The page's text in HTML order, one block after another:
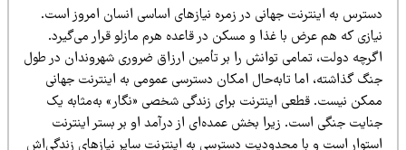
به اینترنت جهانی در زمره نیازهای اساسی انسان امروز است.
که هم عرض با غذا و مسکن در قاعده هرم مازلو قرار می‌گیرد.
دولت، تمامی توانش را بر تأمین ارزاق ضروری شهروندان در طول
گذاشته، اما تابه‌حال امکان دسترسی عمومی به اینترنت جهانی
نیست. قطعی اینترنت برای زندگی شخصی «نگار» به‌مثابه یک
جنگی است. زیرا بخش عمده‌ای از درآمد او بر بستر اینترنت
است و با محدودیت دسترسی به اینترنت سایر نیازهای زندگی‌اش